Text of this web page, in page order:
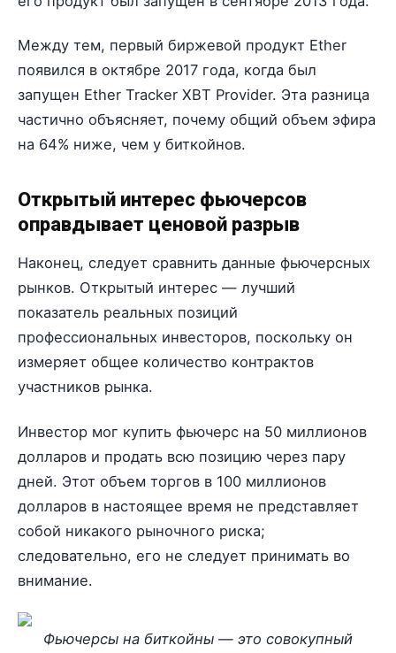
Между тем, первый биржевой продукт Ether
появился в октябре 2017 года, когда был
запущен Ether Tracker XBT Provider. Эта разница
частично объясняет, почему общий объем эфира
на 64% ниже, чем у биткойнов.
Открытый интерес фьючерсов
оправдывает ценовой разрыв
Наконец, следует сравнить данные фьючерсных
рынков. Открытый интерес — лучший
показатель реальных позиций
профессиональных инвесторов, поскольку он
измеряет общее количество контрактов
участников рынка.
Инвестор мог купить фьючерс на 50 миллионов
долларов и продать всю позицию через пару
дней. Этот объем торгов в 100 миллионов
долларов в настоящее время не представляет
собой никакого рыночного риска;
следовательно, его не следует принимать во
внимание.
Фьючерсы на биткойны — это совокупный